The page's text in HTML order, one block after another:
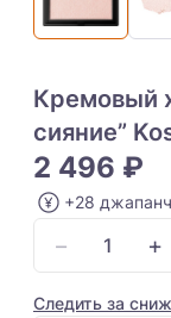
Кремовый
сияние”
2 496 ₽
+28
− +
Следить за